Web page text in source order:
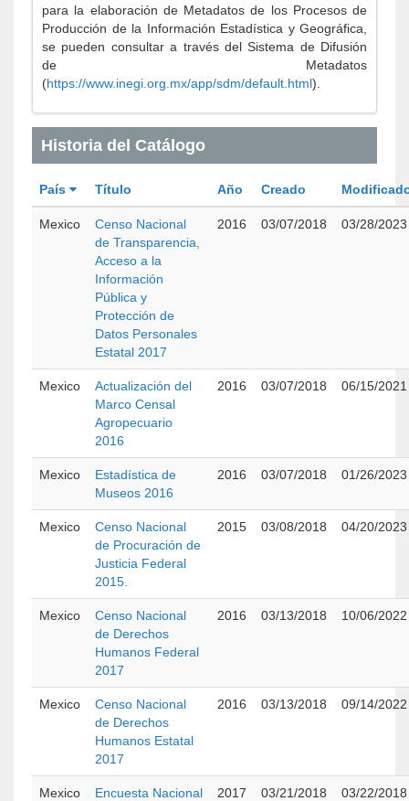
para la elaboración de Metadatos de los Procesos de
Producción de la Información Estadística y Geográfica,
se pueden consultar a través del Sistema de Difusión
de Metadatos
(https://www.inegi.org.mx/app/sdm/default.html).
Historia del Catálogo
País Título Año Creado
Mexico
Censo Nacional
de Transparencia,
Acceso a la
Información
Pública y
Protección de
Datos Personales
Estatal 2017
2016 03/07/2018 03/28/2023
Mexico
Actualización del
Marco Censal
Agropecuario
2016
2016 03/07/2018 06/15/2021
Mexico
Estadística de
Museos 2016
2016 03/07/2018 01/26/2023
Mexico
Censo Nacional
de Procuración de
Justicia Federal
2015.
2015 03/08/2018 04/20/2023
Mexico
Censo Nacional
de Derechos
Humanos Federal
2017
2016 03/13/2018 10/06/2022
Mexico
Censo Nacional
de Derechos
Humanos Estatal
2017
2016 03/13/2018 09/14/2022
Mexico
Encuesta Nacional
2017 03/21/2018 03/22/2018